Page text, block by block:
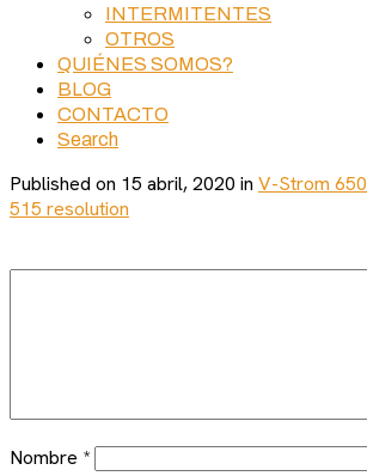
INTERMITENTES
OTROS
QUIÉNES SOMOS?
BLOG
CONTACTO
Search
Published on 15 abril, 2020 in V-Strom 650
515 resolution
Nombre *